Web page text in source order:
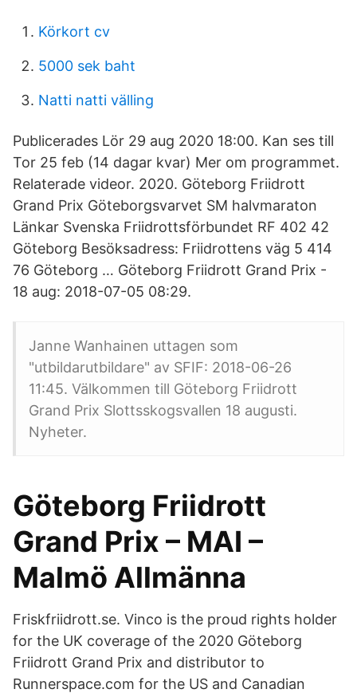
Körkort cv
5000 sek baht
Natti natti välling
Publicerades Lör 29 aug 2020 18:00. Kan ses till
Tor 25 feb (14 dagar kvar) Mer om programmet.
Relaterade videor. 2020. Göteborg Friidrott
Grand Prix Göteborgsvarvet SM halvmaraton
Länkar Svenska Friidrottsförbundet RF 402 42
Göteborg Besöksadress: Friidrottens väg 5 414
76 Göteborg … Göteborg Friidrott Grand Prix -
18 aug: 2018-07-05 08:29.
Janne Wanhainen uttagen som
"utbildarutbildare" av SFIF: 2018-06-26
11:45. Välkommen till Göteborg Friidrott
Grand Prix Slottsskogsvallen 18 augusti.
Nyheter.
Göteborg Friidrott
Grand Prix – MAI –
Malmö Allmänna
Friskfriidrott.se. Vinco is the proud rights holder
for the UK coverage of the 2020 Göteborg
Friidrott Grand Prix and distributor to
Runnerspace.com for the US and Canadian